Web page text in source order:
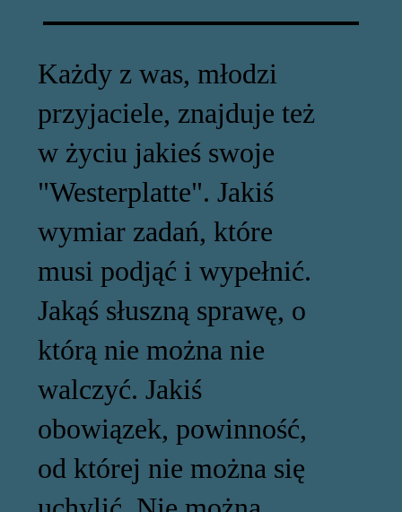
Każdy z was, młodzi
przyjaciele, znajduje też
w życiu jakieś swoje
"Westerplatte". Jakiś
wymiar zadań, które
musi podjąć i wypełnić.
Jakąś słuszną sprawę, o
którą nie można nie
walczyć. Jakiś
obowiązek, powinność,
od której nie można się